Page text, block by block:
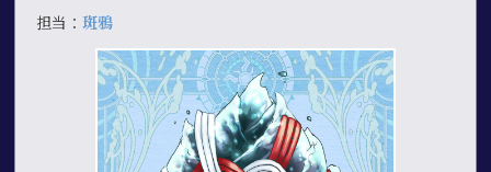
担当：斑鴉